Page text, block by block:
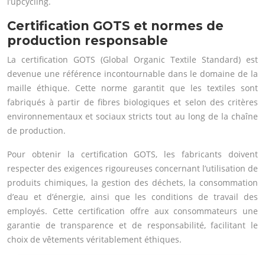
Certification GOTS et normes de
production responsable
La certification GOTS (Global Organic Textile Standard) est
devenue une référence incontournable dans le domaine de la
maille éthique. Cette norme garantit que les textiles sont
fabriqués à partir de fibres biologiques et selon des critères
environnementaux et sociaux stricts tout au long de la chaîne
de production.
Pour obtenir la certification GOTS, les fabricants doivent
respecter des exigences rigoureuses concernant l’utilisation de
produits chimiques, la gestion des déchets, la consommation
d’eau et d’énergie, ainsi que les conditions de travail des
employés. Cette certification offre aux consommateurs une
garantie de transparence et de responsabilité, facilitant le
choix de vêtements véritablement éthiques.